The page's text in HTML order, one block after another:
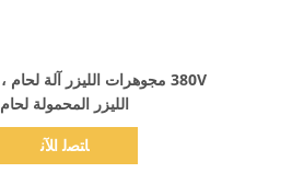
اظهر التفاصيل
الليزر المحمولة لحام
ﺎﺘﺼﻟ ﺍﻶﻧ